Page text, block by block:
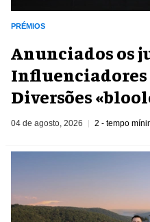
PRÉMIOS
Anunciados os
Influenciadores
Diversões
04 de agosto, 2026 2 - tempo